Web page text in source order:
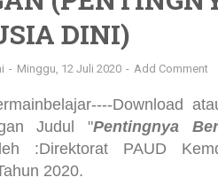
DINI)
Minggu, 12 Juli 2020 Add Comment
Download
Judul "Pentingnya
:Direktorat PAUD
2020.